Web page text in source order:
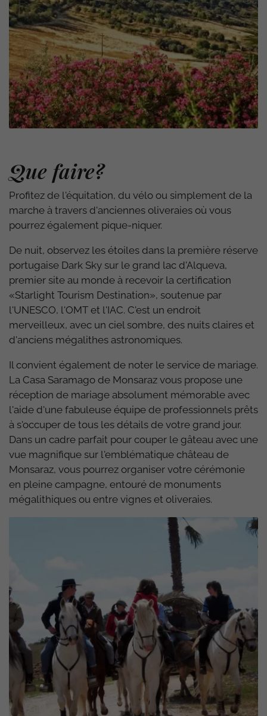
Que faire?
Profitez de l'équitation, du vélo ou simplement de la
marche à travers d'anciennes oliveraies où vous
pourrez également pique-niquer.
De nuit, observez les étoiles dans la première réserve
portugaise Dark Sky sur le grand lac d'Alqueva,
premier site au monde à recevoir la certification
«Starlight Tourism Destination», soutenue par
l'UNESCO, l'OMT et l'IAC. C'est un endroit
merveilleux, avec un ciel sombre, des nuits claires et
d'anciens mégalithes astronomiques.
Il convient également de noter le service de mariage.
La Casa Saramago de Monsaraz vous propose une
réception de mariage absolument mémorable avec
l'aide d'une fabuleuse équipe de professionnels prêts
à s'occuper de tous les détails de votre grand jour.
Dans un cadre parfait pour couper le gâteau avec une
vue magnifique sur l'emblématique château de
Monsaraz, vous pourrez organiser votre cérémonie
en pleine campagne, entouré de monuments
mégalithiques ou entre vignes et oliveraies.